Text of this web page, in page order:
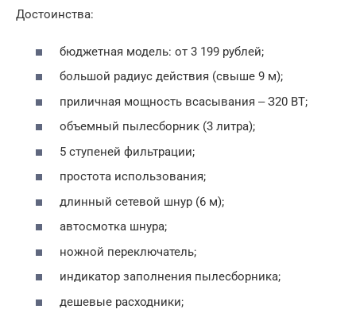
Достоинства:
бюджетная модель: от 3 199 рублей;
большой радиус действия (свыше 9 м);
приличная мощность всасывания ‒ З20 ВТ;
объемный пылесборник (3 литра);
5 ступеней фильтрации;
простота использования;
длинный сетевой шнур (6 м);
автосмотка шнура;
ножной переключатель;
индикатор заполнения пылесборника;
дешевые расходники;